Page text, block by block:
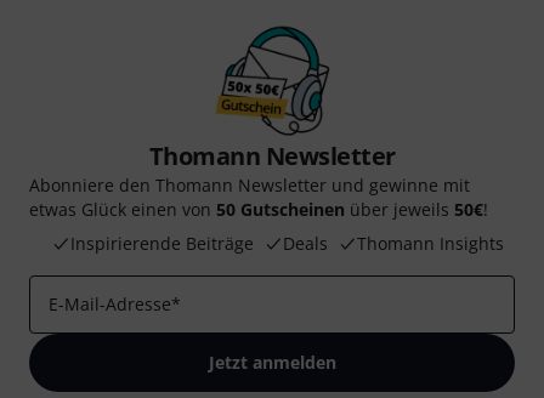
Thomann Newsletter
Abonniere den Thomann Newsletter und gewinne mit
etwas Glück einen von 50 Gutscheinen über jeweils 50€!
Inspirierende Beiträge
Deals Thomann Insights
E-Mail-Adresse*
Jetzt anmelden